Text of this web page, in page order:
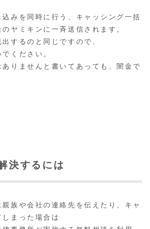
みを同時に行う、キャッシング一括
ヤミキンに一斉送信されます。
するのと同じですので、
ください。
りませんと書いてあっても、闇金で
決するには
族や会社の連絡先を伝えたり、キャ
まった場合は